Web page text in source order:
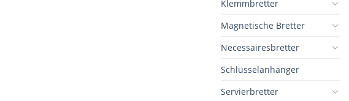
Klemmbretter
Magnetische Bretter
Necessairesbretter
Schlüsselanhänger
Servierbretter